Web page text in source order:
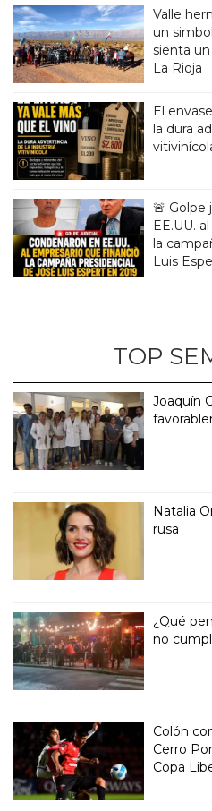
Valle
un
sienta
La Rioja
El
la dura
🚨 Golpe
EE.UU.
la
Luis
TOP
Joaquín
Natalia
rusa
¿Qué
no
Colón
Cerro
Copa